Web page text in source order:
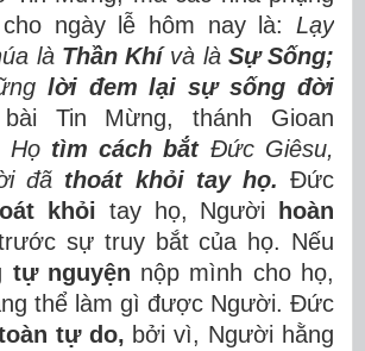
ngày lễ hôm nay là: Lạy
là Thần Khívà là Sự Sống;
lời đem lại sự sống đời
bài Tin Mừng, thánh Gioan
Họ tìm cách bắtĐức Giêsu,
đã thoát khỏi tay họ. Đức
khỏi tay họ, Người
hoàn
sự truy bắt của họ. Nếu
tự nguyện nộp mình cho họ,
thể làm gì được Người. Đức
tự do, bởi vì, Người hằng